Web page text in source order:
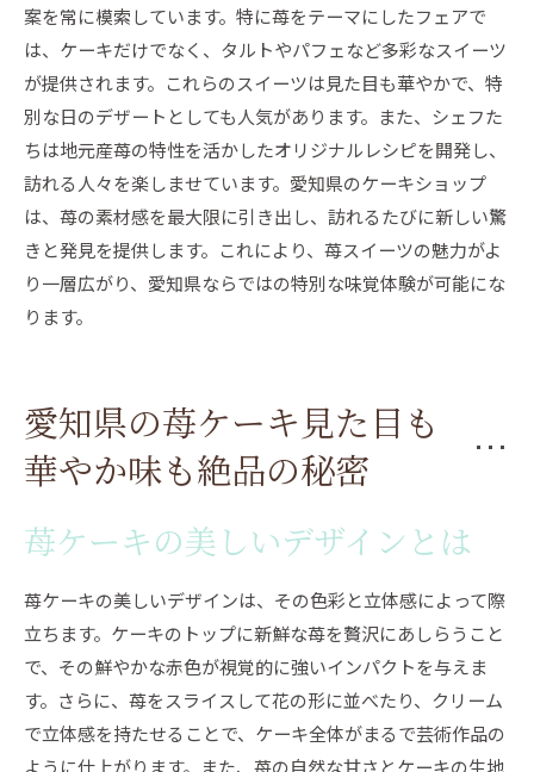
案を常に模索しています。特に苺をテーマにしたフェアで
は、ケーキだけでなく、タルトやパフェなど多彩なスイーツ
が提供されます。これらのスイーツは見た目も華やかで、特
別な日のデザートとしても人気があります。また、シェフた
ちは地元産苺の特性を活かしたオリジナルレシピを開発し、
訪れる人々を楽しませています。愛知県のケーキショップ
は、苺の素材感を最大限に引き出し、訪れるたびに新しい驚
きと発見を提供します。これにより、苺スイーツの魅力がよ
り一層広がり、愛知県ならではの特別な味覚体験が可能にな
ります。
愛知県の苺ケーキ見た目も
華やか味も絶品の秘密
苺ケーキの美しいデザインとは
苺ケーキの美しいデザインは、その色彩と立体感によって際
立ちます。ケーキのトップに新鮮な苺を贅沢にあしらうこと
で、その鮮やかな赤色が視覚的に強いインパクトを与えま
す。さらに、苺をスライスして花の形に並べたり、クリーム
で立体感を持たせることで、ケーキ全体がまるで芸術作品の
ように仕上がります。また、苺の自然な甘さとケーキの生地